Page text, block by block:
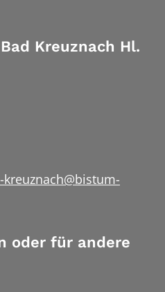
Kreuznach Hl.
oder für andere